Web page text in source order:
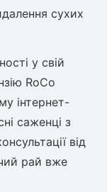
сухих
у свій
RoCo
інтернет-
саженці з
від
рай вже